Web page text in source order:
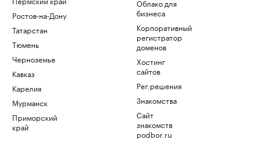
Ростов-на-Дону
Татарстан
Тюмень
Черноземье
Кавказ
Карелия
Мурманск
Приморский
край
Облако для
бизнеса
Корпоративный
регистратор
доменов
Хостинг
сайтов
Рег.решения
Знакомства
Сайт
знакомств
podbor.ru